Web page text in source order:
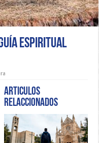
espiritual
Articulos
relaccionados